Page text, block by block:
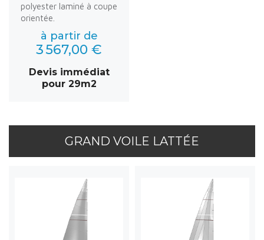
polyester laminé à coupe
orientée.
à partir de
3 567,00 €
Devis immédiat
pour 29m2
GRAND VOILE LATTÉE